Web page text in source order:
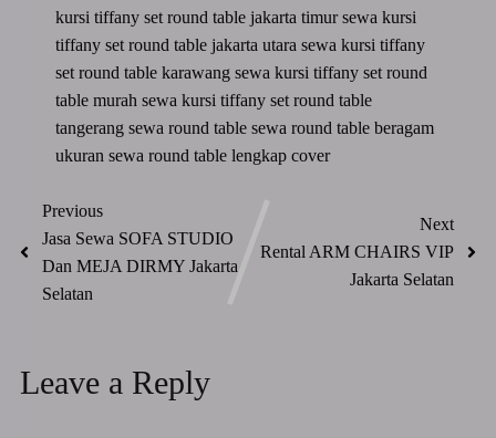
kursi tiffany set round table jakarta timursewa kursi
tiffany set round table jakarta utarasewa kursi tiffany
set round table karawangsewa kursi tiffany set round
table murahsewa kursi tiffany set round table
tangerangsewa round tablesewa round table beragam
ukuransewa round table lengkap cover
Previous
Jasa Sewa SOFA STUDIO
Dan MEJA DIRMY Jakarta
Selatan
Next
Rental ARM CHAIRS VIP
Jakarta Selatan
Leave a Reply